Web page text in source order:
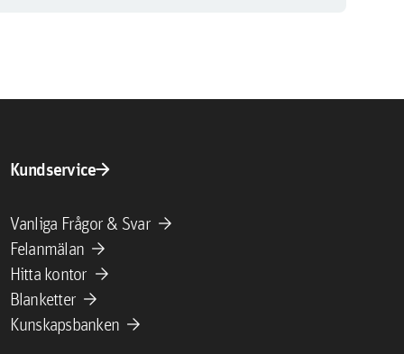
Kundservicearrow_forward
Vanliga Frågor & Svar arrow_forward
Felanmälan arrow_forward
Hitta kontor arrow_forward
Blanketter arrow_forward
Kunskapsbanken arrow_forward